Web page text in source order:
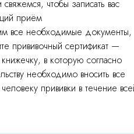
чтобы записать вас
приём
все необходимые документы,
прививочный сертификат —
в которую согласно
необходимо вносить все
прививки в течение